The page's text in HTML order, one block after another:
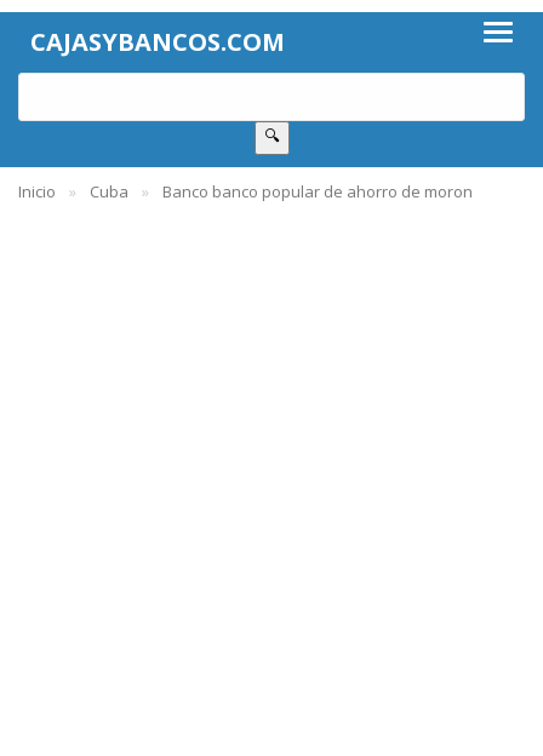
CAJASYBANCOS.COM
🔍
Inicio Cuba Banco banco popular de ahorro de moron